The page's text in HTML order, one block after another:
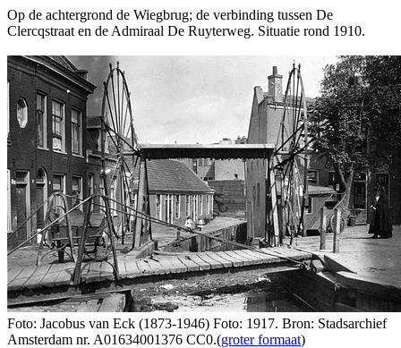
Op de achtergrond de Wiegbrug; de verbinding tussen De
Clercqstraat en de Admiraal De Ruyterweg. Situatie rond 1910.
Foto: Jacobus van Eck (1873-1946) Foto: 1917. Bron: Stadsarchief
Amsterdam nr. A01634001376 CC0.(groter formaat)